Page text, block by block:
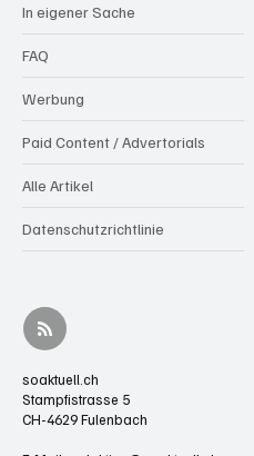
In eigener Sache
FAQ
Werbung
Paid Content / Advertorials
Alle Artikel
Datenschutzrichtlinie
soaktuell.ch
Stampfistrasse 5
CH-4629 Fulenbach